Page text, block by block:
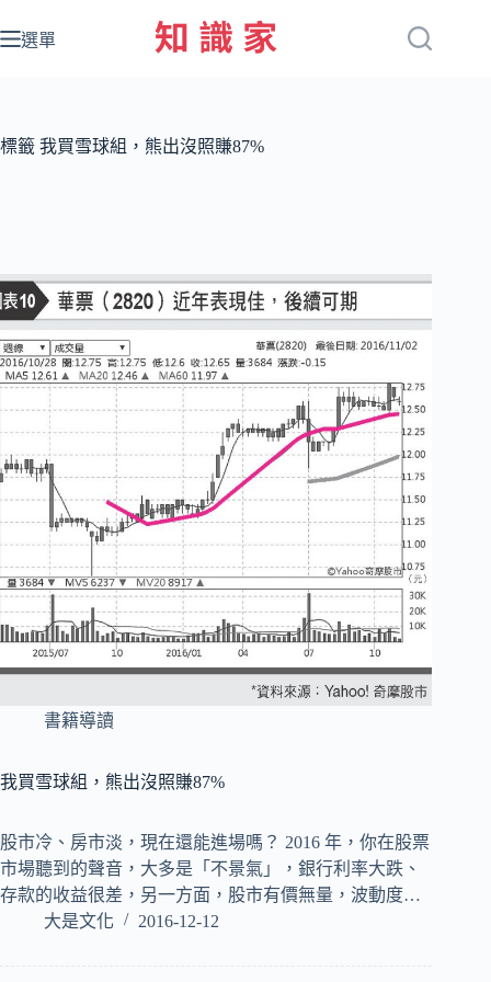
至
容
選單
標籤 我買雪球組，熊出沒照賺87%
書籍導讀
我買雪球組，熊出沒照賺87%
股市冷、房市淡，現在還能進場嗎？ 2016 年，你在股票
市場聽到的聲音，大多是「不景氣」，銀行利率大跌、
存款的收益很差，另一方面，股市有價無量，波動度…
大是文化
2016-12-12